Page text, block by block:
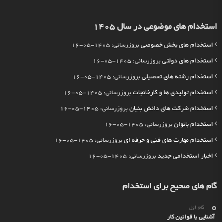
استخدام های موضوعی در سال 1405
استخدام های بخش خصوصی بروزرسانی: 1405-05-16
استخدام های دولتی بروزرسانی: 1405-05-16
استخدام رشته های تحصیلی بروزرسانی: 1405-05-16
استخدام تولیدی ها و کارخانجات بروزرسانی: 1405-05-16
استخدام شرکت های دانش بنیان بروزرسانی: 1405-05-16
استخدام بانوان بروزرسانی: 1405-05-16
استخدام مهارت های فنی و حرفه ای بروزرسانی: 1405-05-16
اخبار استخدامی جدید بروزرسانی: 1405-05-16
گام های صحیح برای استخدام
گام اول
آشنایی با قوانین کار